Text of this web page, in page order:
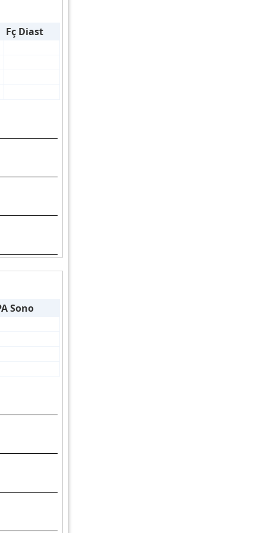
Fç Diast
Sono